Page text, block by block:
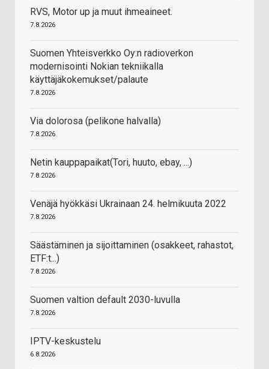
RVS, Motor up ja muut ihmeaineet.
7.8.2026
Suomen Yhteisverkko Oy:n radioverkon
modernisointi Nokian tekniikalla
käyttäjäkokemukset/palaute
7.8.2026
Via dolorosa (pelikone halvalla)
7.8.2026
Netin kauppapaikat(Tori, huuto, ebay, ...)
7.8.2026
Venäjä hyökkäsi Ukrainaan 24. helmikuuta 2022
7.8.2026
Säästäminen ja sijoittaminen (osakkeet, rahastot,
ETF:t...)
7.8.2026
Suomen valtion default 2030-luvulla
7.8.2026
IPTV-keskustelu
6.8.2026